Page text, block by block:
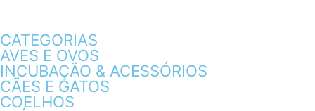
CATEGORIAS
AVES E OVOS
INCUBAÇÃO & ACESSÓRIOS
CÃES E GATOS
COELHOS